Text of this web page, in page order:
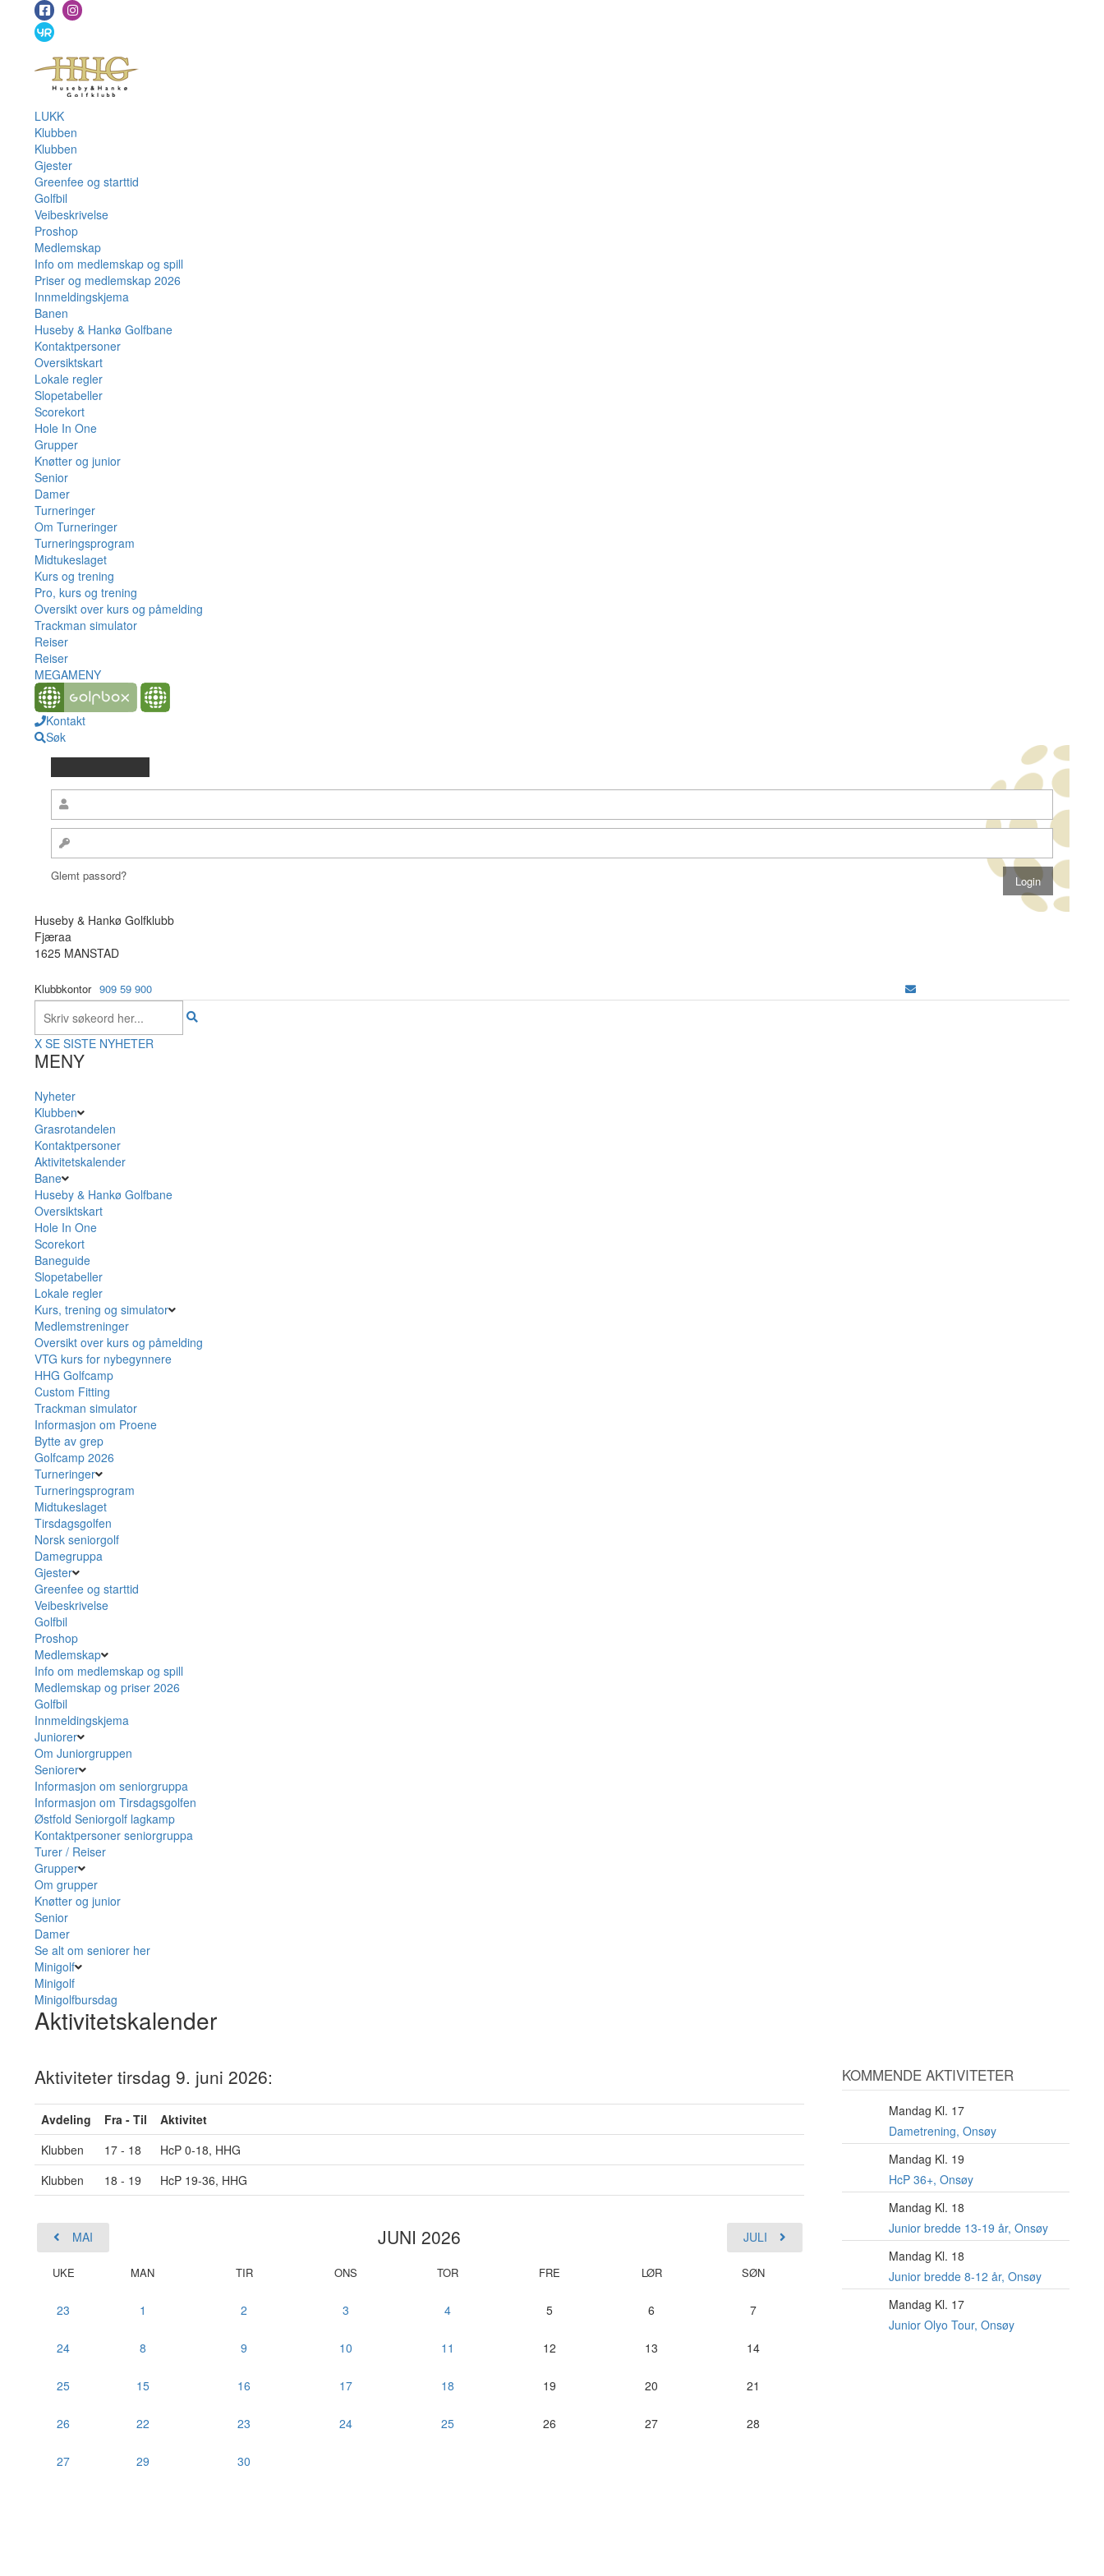
LUKK
Klubben
Klubben
Gjester
Greenfee og starttid
Golfbil
Veibeskrivelse
Proshop
Medlemskap
Info om medlemskap og spill
Priser og medlemskap 2026
Innmeldingskjema
Banen
Huseby & Hankø Golfbane
Kontaktpersoner
Oversiktskart
Lokale regler
Slopetabeller
Scorekort
Hole In One
Grupper
Knøtter og junior
Senior
Damer
Turneringer
Om Turneringer
Turneringsprogram
Midtukeslaget
Kurs og trening
Pro, kurs og trening
Oversikt over kurs og påmelding
Trackman simulator
Reiser
Reiser
MEGAMENY
Kontakt
Søk
Glemt passord?
Huseby & Hankø Golfklubb
Fjæraa
1625 MANSTAD
Klubbkontor 909 59 900
X SE SISTE NYHETER
MENY
Nyheter
Klubben
Grasrotandelen
Kontaktpersoner
Aktivitetskalender
Bane
Huseby & Hankø Golfbane
Oversiktskart
Hole In One
Scorekort
Baneguide
Slopetabeller
Lokale regler
Kurs, trening og simulator
Medlemstreninger
Oversikt over kurs og påmelding
VTG kurs for nybegynnere
HHG Golfcamp
Custom Fitting
Trackman simulator
Informasjon om Proene
Bytte av grep
Golfcamp 2026
Turneringer
Turneringsprogram
Midtukeslaget
Tirsdagsgolfen
Norsk seniorgolf
Damegruppa
Gjester
Greenfee og starttid
Veibeskrivelse
Golfbil
Proshop
Medlemskap
Info om medlemskap og spill
Medlemskap og priser 2026
Golfbil
Innmeldingskjema
Juniorer
Om Juniorgruppen
Seniorer
Informasjon om seniorgruppa
Informasjon om Tirsdagsgolfen
Østfold Seniorgolf lagkamp
Kontaktpersoner seniorgruppa
Turer / Reiser
Grupper
Om grupper
Knøtter og junior
Senior
Damer
Se alt om seniorer her
Minigolf
Minigolf
Minigolfbursdag
Aktivitetskalender
Aktiviteter tirsdag 9. juni 2026:
Avdeling Fra - Til
Aktivitet
Klubben
17 - 18
HcP 0-18, HHG
Klubben
18 - 19 HcP 19-36, HHG
MAI JULI
JUNI 2026
UKE MAN TIR ONS TOR FRE LØR SØN
23 1 2 3 4 5 6 7
24 8 9 10 11 12 13 14
25 15 16 17 18 19 20 21
26 22 23 24 25 26 27 28
27 29 30
KOMMENDE AKTIVITETER
Mandag Kl. 17
Dametrening, Onsøy
Mandag Kl. 19
HcP 36+, Onsøy
Mandag Kl. 18
Junior bredde 13-19 år, Onsøy
Mandag Kl. 18
Junior bredde 8-12 år, Onsøy
Mandag Kl. 17
Junior Olyo Tour, Onsøy